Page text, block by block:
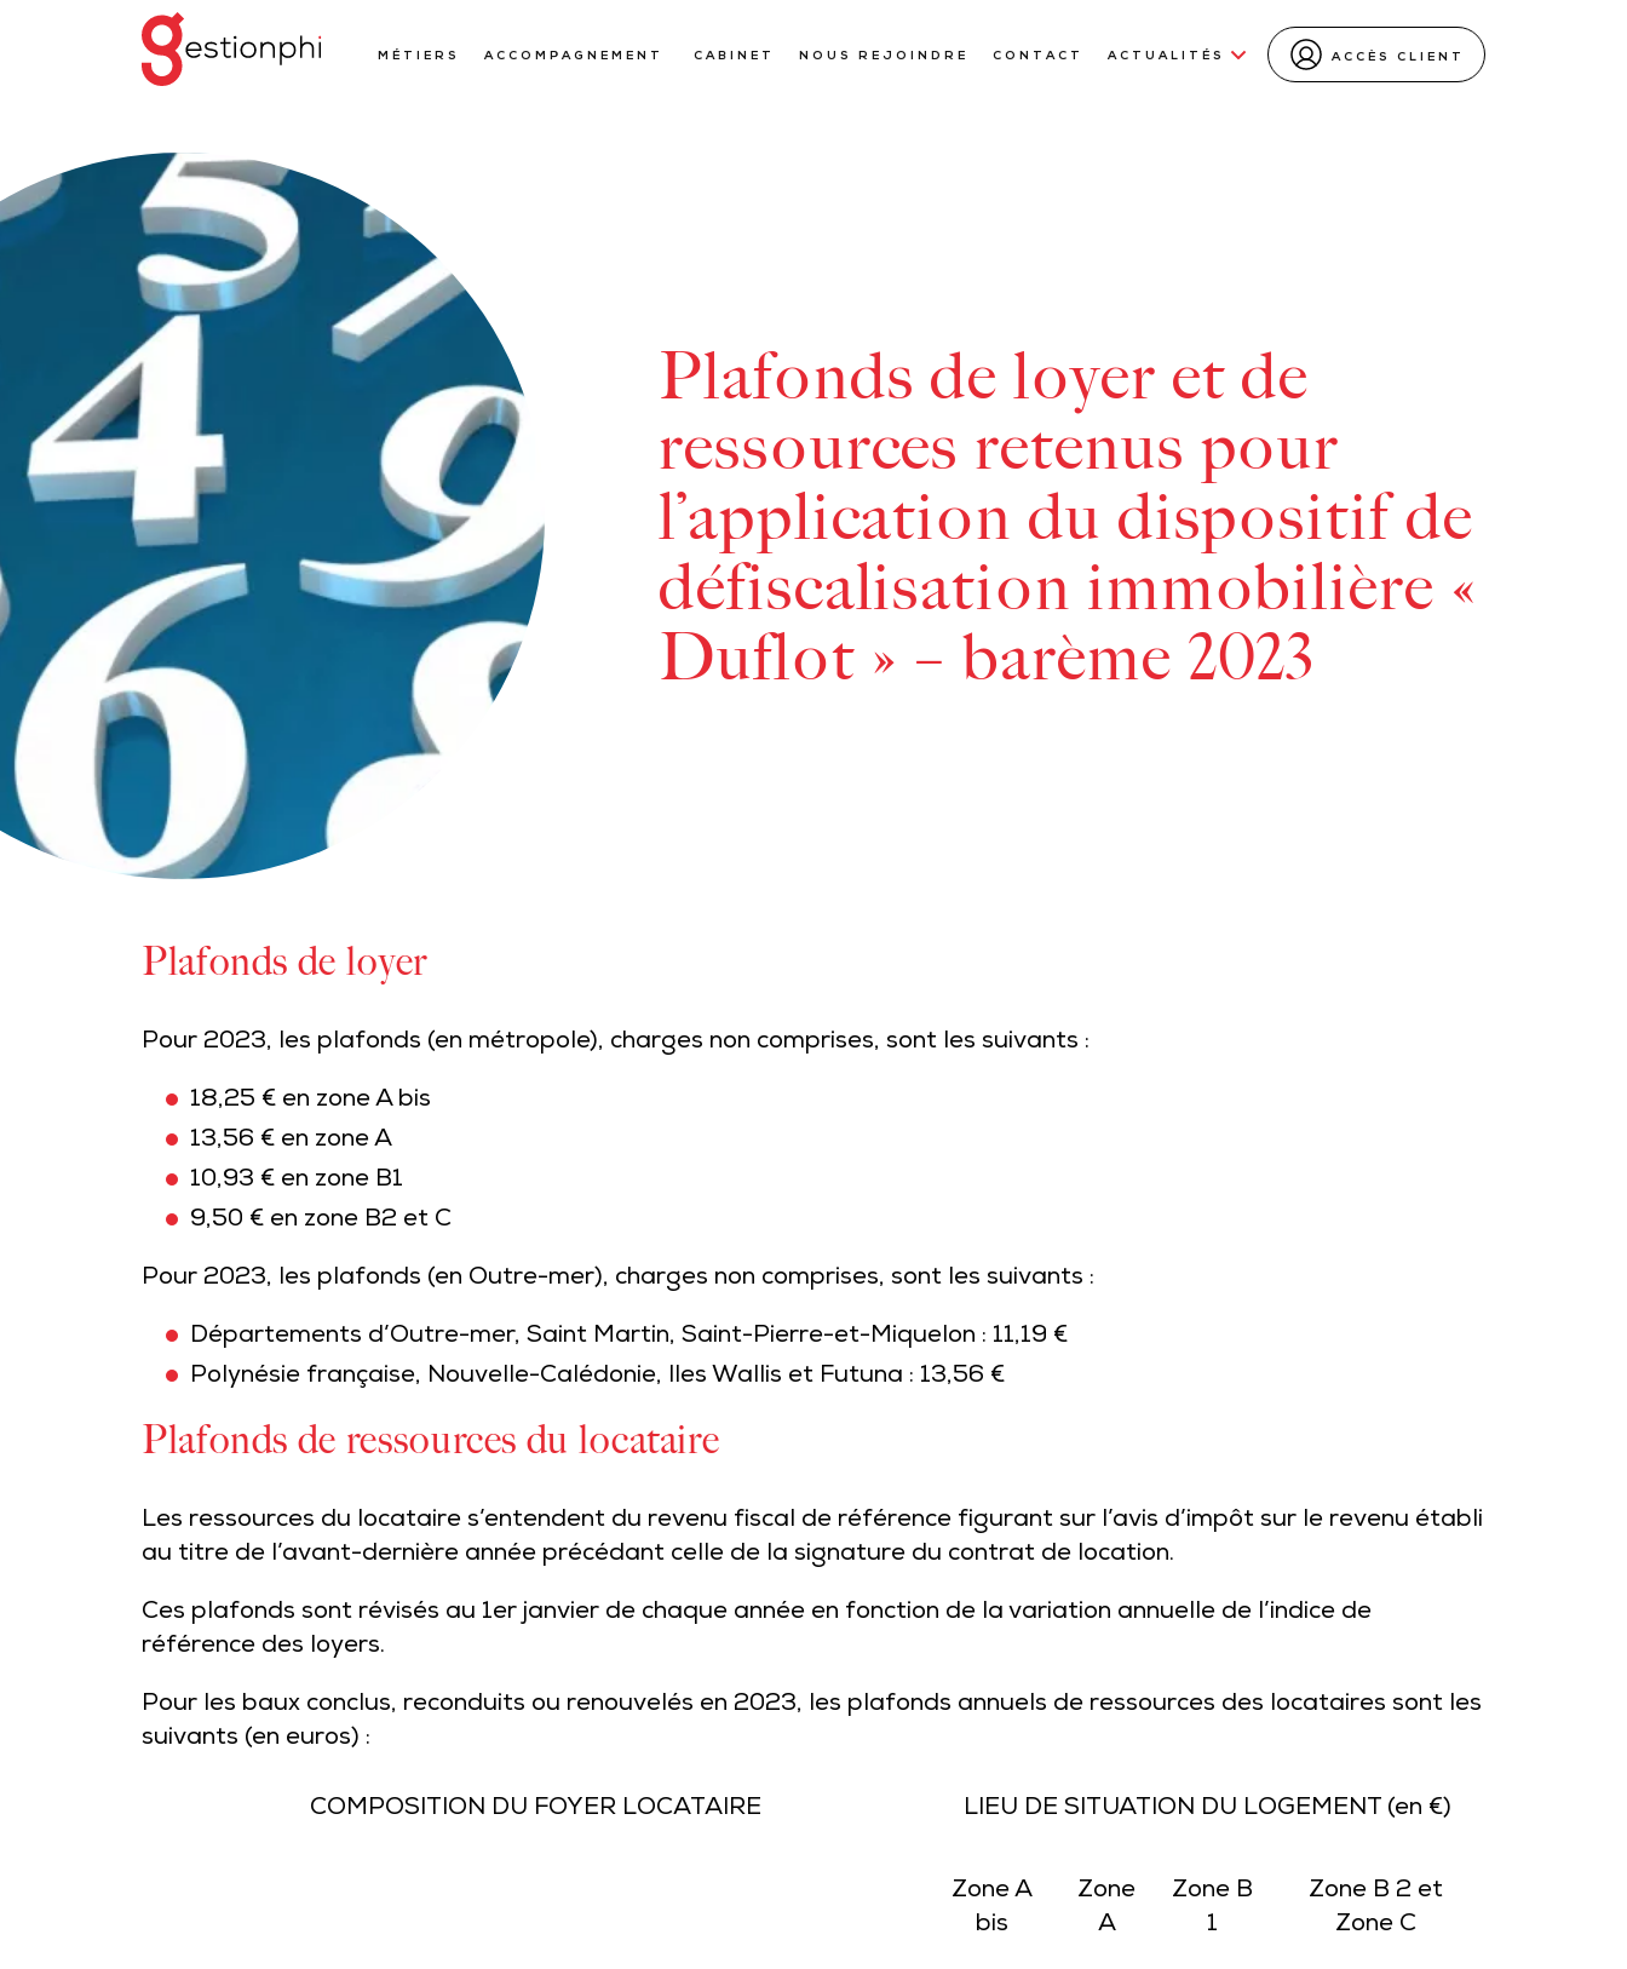
MÉTIERS ACCOMPAGNEMENT CABINET NOUS REJOINDRE CONTACT ACTUALITÉS ACCÈS CLIENT
Plafonds de loyer et de
ressources retenus pour
l’application du dispositif de
défiscalisation immobilière «
Duflot » – barème 2023
Plafonds de loyer
Pour 2023, les plafonds (en métropole), charges non comprises, sont les suivants :
18,25 € en zone A bis
13,56 € en zone A
10,93 € en zone B1
9,50 € en zone B2 et C
Pour 2023, les plafonds (en Outre-mer), charges non comprises, sont les suivants :
Départements d’Outre-mer, Saint Martin, Saint-Pierre-et-Miquelon : 11,19 €
Polynésie française, Nouvelle-Calédonie, Iles Wallis et Futuna : 13,56 €
Plafonds de ressources du locataire
Les ressources du locataire s’entendent du revenu fiscal de référence figurant sur l’avis d’impôt sur le revenu établi
au titre de l’avant-dernière année précédant celle de la signature du contrat de location.
Ces plafonds sont révisés au 1er janvier de chaque année en fonction de la variation annuelle de l’indice de
référence des loyers.
Pour les baux conclus, reconduits ou renouvelés en 2023, les plafonds annuels de ressources des locataires sont les
suivants (en euros) :
COMPOSITION DU FOYER LOCATAIRE LIEU DE SITUATION DU LOGEMENT (en €)
Zone A
bis
Zone
A
Zone B
1
Zone B 2 et
Zone C